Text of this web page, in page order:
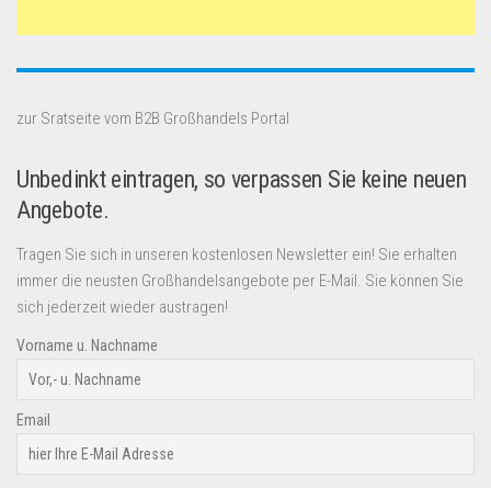
zur Sratseite vom B2B Großhandels Portal
Unbedinkt eintragen, so verpassen Sie keine neuen
Angebote.
Tragen Sie sich in unseren kostenlosen Newsletter ein! Sie erhalten
immer die neusten Großhandelsangebote per E-Mail. Sie können Sie
sich jederzeit wieder austragen!
Vorname u. Nachname
Email